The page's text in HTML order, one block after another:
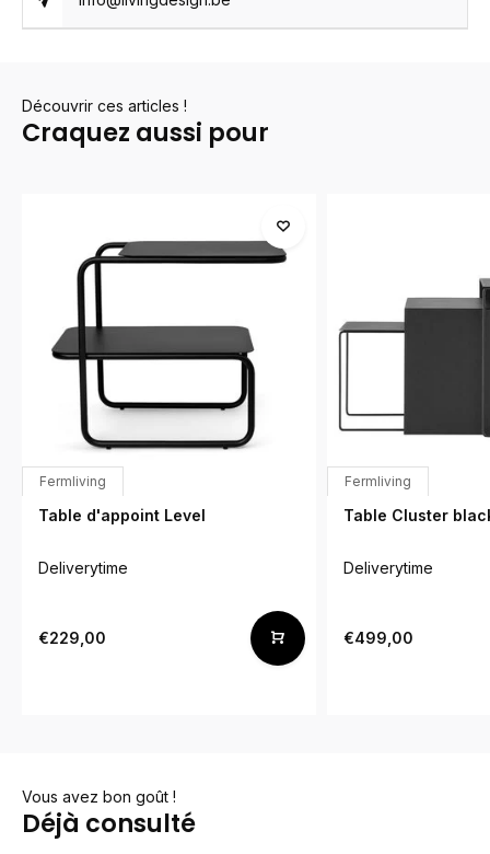
Découvrir ces articles !
Craquez aussi pour
Fermliving
Table d'appoint Level
Deliverytime
€229,00
Fermliving
Table Cluster
Deliverytime
€499,00
Vous avez bon goût !
Déjà consulté